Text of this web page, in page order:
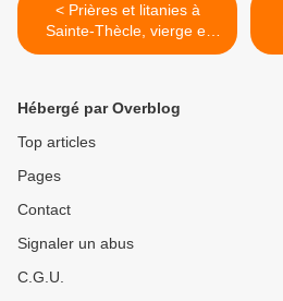
< Prières et litanies à
Sainte-Thècle, vierge et
martyre
Hébergé par Overblog
Top articles
Pages
Contact
Signaler un abus
C.G.U.